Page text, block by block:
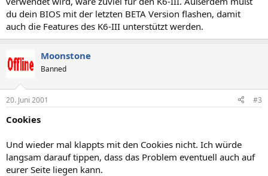
du dein BIOS mit der letzten BETA Version flashen, damit
auch die Features des K6-III unterstützt werden.
Moonstone
Banned
20. Juni 2001 #3
Cookies
Und wieder mal klappts mit den Cookies nicht. Ich würde
langsam darauf tippen, dass das Problem eventuell auch auf
eurer Seite liegen kann.